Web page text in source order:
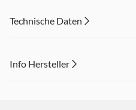
und das Aufladen beginnt
Technische Daten
Info Hersteller